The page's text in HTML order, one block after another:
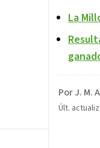
La
Por J. M.
Últ.